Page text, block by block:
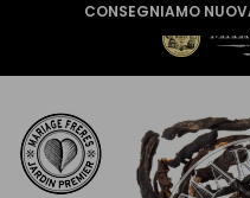
CONSEGNIAMO